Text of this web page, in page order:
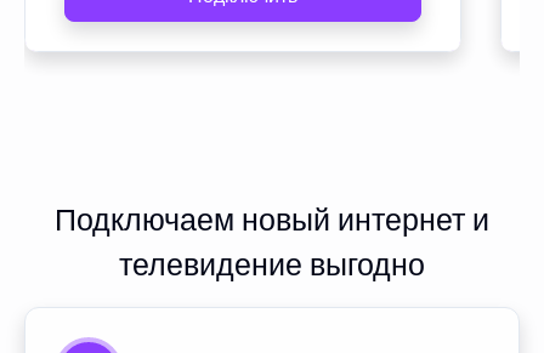
Подключаем новый интернет и
телевидение выгодно